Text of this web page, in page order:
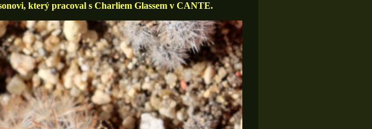
který pracoval s Charliem Glassem v CANTE.